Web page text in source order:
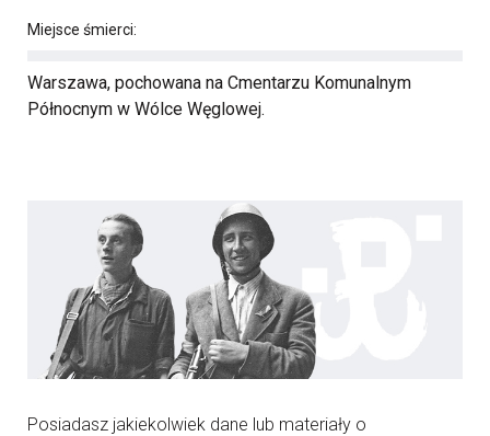
Miejsce śmierci:
Warszawa, pochowana na Cmentarzu Komunalnym
Północnym w Wólce Węglowej.
Posiadasz jakiekolwiek dane lub materiały o